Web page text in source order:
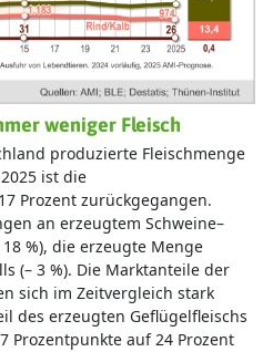
weniger Fleisch
produzierte Fleischmenge
ist die
Prozent zurückgegangen.
an erzeugtem Schweine–
%), die erzeugte Menge
(– 3 %). Die Marktanteile der
sich im Zeitvergleich stark
des erzeugten Geflügelfleischs
Prozentpunkte auf 24 Prozent
dagegen hat im gleichen
nur noch einen Anteil von gut
Fleischerzeugung ein. Die
mit einem Anteil
(2005: 59 %).